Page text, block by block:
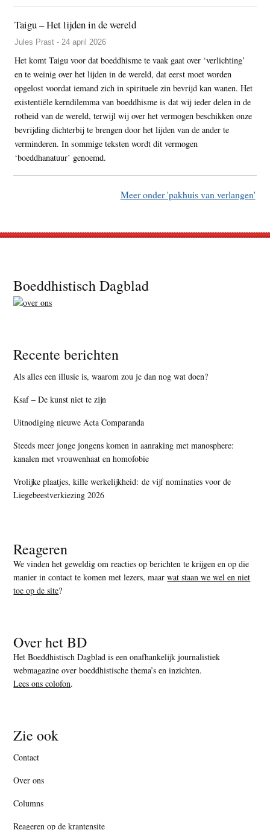
Taigu – Het lijden in de wereld
Jules Prast - 24 april 2026
Het komt Taigu voor dat boeddhisme te vaak gaat over ‘verlichting’
en te weinig over het lijden in de wereld, dat eerst moet worden
opgelost voordat iemand zich in spirituele zin bevrijd kan wanen. Het
existentiële kerndilemma van boeddhisme is dat wij ieder delen in de
rotheid van de wereld, terwijl wij over het vermogen beschikken onze
bevrijding dichterbij te brengen door het lijden van de ander te
verminderen. In sommige teksten wordt dit vermogen
‘boeddhanatuur’ genoemd.
Meer onder 'pakhuis van verlangen'
Footer
Boeddhistisch Dagblad
Recente berichten
Als alles een illusie is, waarom zou je dan nog wat doen?
Ksaf – De kunst niet te zijn
Uitnodiging nieuwe Acta Comparanda
Steeds meer jonge jongens komen in aanraking met manosphere:
kanalen met vrouwenhaat en homofobie
Vrolijke plaatjes, kille werkelijkheid: de vijf nominaties voor de
Liegebeestverkiezing 2026
Reageren
We vinden het geweldig om reacties op berichten te krijgen en op die
manier in contact te komen met lezers, maarwat staan we wel en niet
toe op de site?
Over het BD
Het Boeddhistisch Dagblad is een onafhankelijk journalistiek
webmagazine over boeddhistische thema’s en inzichten.
Lees ons colofon.
Zie ook
Contact
Over ons
Columns
Reageren op de krantensite